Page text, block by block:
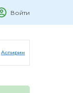
Войти
Аспирин